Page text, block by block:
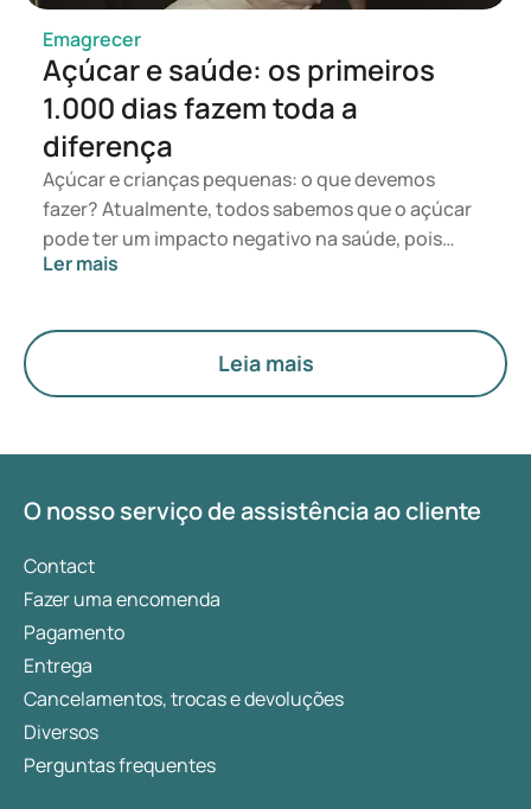
seus efeitos sobre o peso, as principais diferenças
e os efeitos secundários.
Emagrecer
Açúcar e saúde: os primeiros
1.000 dias fazem toda a
diferença
Açúcar e crianças pequenas: o que devemos
fazer? Atualmente, todos sabemos que o açúcar
pode ter um impacto negativo na saúde, pois
encontra-se em muitos tipos de produtos
alimentar sabe disso e aproveita essa tendência.
No entanto, pesquisas recentes indicam que é
muito importante que as crianças pequenas
ao segundo aniversário, isso pode ter um efeito
tarde.
Ler mais
Leia mais
O nosso serviço de assistência ao cliente
Contact
Fazer uma encomenda
Pagamento
Entrega
Cancelamentos, trocas e devoluções
Diversos
Perguntas frequentes